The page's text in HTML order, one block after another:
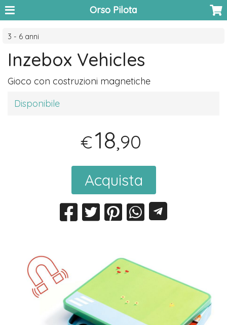
Orso Pilota
3 - 6 anni
Inzebox Vehicles
Gioco con costruzioni magnetiche
Disponibile
€18,90
Acquista